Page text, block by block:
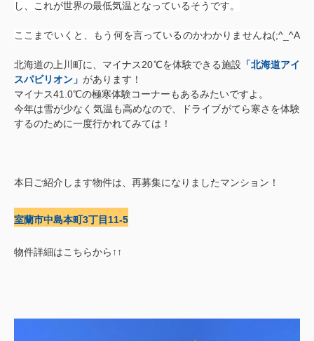
し、これが世界の最低気温となっているそうです。
ここまでいくと、もう何を言っているのかわかりませんね(;^_^A
北海道の上川町に、マイナス20℃を体験できる施設 「北海道アイ
スパビリオン」 があります！
マイナス41.0℃の極寒体験コーナーもあるみたいですよ。
今年は雪が少なく気温も高めなので、ドライブがてら寒さを体験
するのために一度行かれてみては！
本日ご紹介します物件は、再募集になりましたマンション！
室蘭市中島本町3丁目11-5
物件詳細はこちらから↑↑